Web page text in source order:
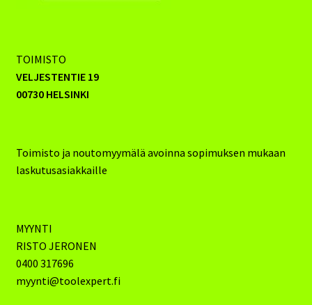
TOIMISTO
VELJESTENTIE 19
00730 HELSINKI
Toimisto ja noutomyymälä avoinna sopimuksen mukaan
laskutusasiakkaille
MYYNTI
RISTO JERONEN
0400 317696
myynti@toolexpert.fi